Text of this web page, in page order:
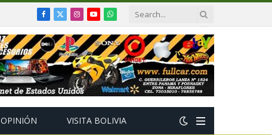
Facebook
X
(Twitter)
Instagram
YouTubeWhatsApp
OPINIÓN VISITA BOLIVIA